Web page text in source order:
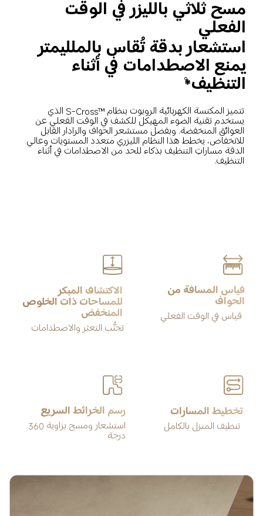
مسح ثلاثي بالليزر في الوقت
الفعلي
استشعار بدقة تُقاس بالملليمتر
يمنع الاصطدامات في أثناء
التنظيف*
9
تتميز المكنسة الكهربائية الروبوت بنظام S-Cross™‎ الذي
يستخدم تقنية الضوء المهيكل للكشف في الوقت الفعلي عن
العوائق المنخفضة. وبفضل مستشعر الحواف والرادار القابل
للانخفاض، يخطط هذا النظام الليزري متعدد المستويات وعالي
الدقة مساراتِ التنظيف بذكاء للحد من الاصطدامات في أثناء
التنظيف.
الاكتشاف المبكر
للمساحات ذات الخلوص
المنخفض
تجنُّب التعثر والاصطدامات
قياس المسافة من
الحواف
قياس في الوقت الفعلي
رسم الخرائط السريع
درجة
تخطيط المسارات
تنظيف المنزل بالكامل